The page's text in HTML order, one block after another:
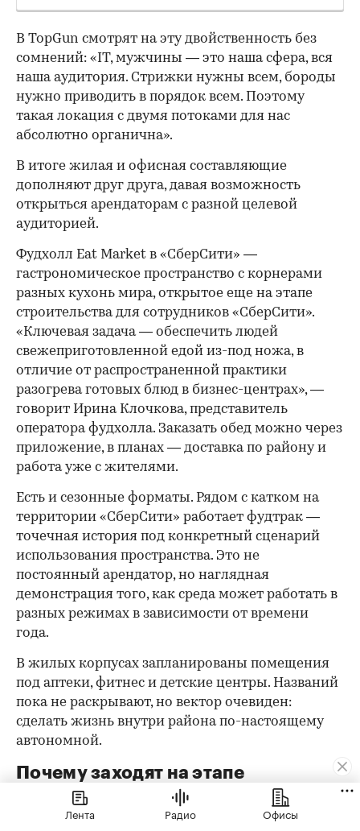
В TopGun смотрят на эту двойственность без
сомнений: «IT, мужчины — это наша сфера, вся
наша аудитория. Стрижки нужны всем, бороды
нужно приводить в порядок всем. Поэтому
такая локация с двумя потоками для нас
абсолютно органична».
В итоге жилая и офисная составляющие
дополняют друг друга, давая возможность
открыться арендаторам с разной целевой
аудиторией.
Фудхолл Eat Market в «СберСити» —
гастрономическое пространство с корнерами
разных кухонь мира, открытое еще на этапе
строительства для сотрудников «СберСити».
«Ключевая задача — обеспечить людей
свежеприготовленной едой из-под ножа, в
отличие от распространенной практики
разогрева готовых блюд в бизнес-центрах», —
говорит Ирина Клочкова, представитель
оператора фудхолла. Заказать обед можно через
приложение, в планах — доставка по району и
работа уже с жителями.
Есть и сезонные форматы. Рядом с катком на
территории «СберСити» работает фудтрак —
точечная история под конкретный сценарий
использования пространства. Это не
постоянный арендатор, но наглядная
демонстрация того, как среда может работать в
разных режимах в зависимости от времени
года.
В жилых корпусах запланированы помещения
под аптеки, фитнес и детские центры. Названий
пока не раскрывают, но вектор очевиден:
сделать жизнь внутри района по-настоящему
автономной.
Почему заходят на этапе
строительства
Лента Радио Офисы